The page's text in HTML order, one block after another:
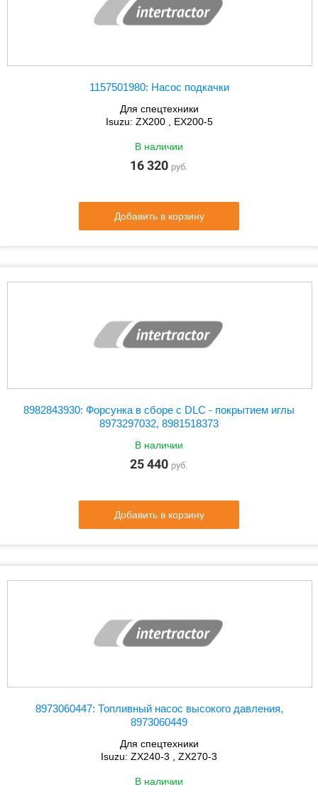
1157501980: Насос подкачки
Для спецтехники
Isuzu: ZX200 , EX200-5
В наличии
16 320 руб.
Добавить в корзину
8982843930: Форсунка в сборе с DLC - покрытием иглы
8973297032, 8981518373
В наличии
25 440 руб.
Добавить в корзину
8973060447: Топливный насос высокого давления,
8973060449
Для спецтехники
Isuzu: ZX240-3 , ZX270-3
В наличии